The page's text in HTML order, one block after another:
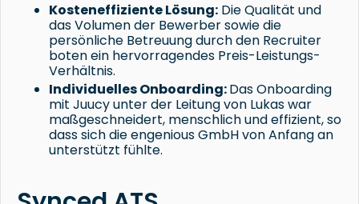
Kosteneffiziente Lösung: Die Qualität und
das Volumen der Bewerber sowie die
persönliche Betreuung durch den Recruiter
boten ein hervorragendes Preis-Leistungs-
Verhältnis.
Individuelles Onboarding:Das Onboarding
mit Juucy unter der Leitung von Lukas war
maßgeschneidert, menschlich und effizient, so
dass sich die engenious GmbH von Anfang an
unterstützt fühlte.